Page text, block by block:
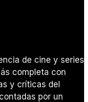
de cine y series.
completa con
y críticas del
por un